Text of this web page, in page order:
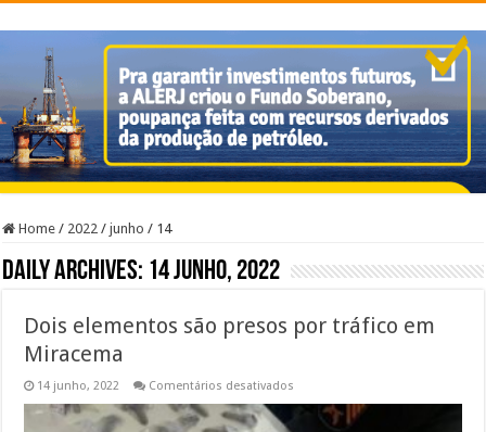
Home / 2022 / junho / 14
Daily Archives: 14 junho, 2022
Dois elementos são presos por tráfico em
Miracema
14 junho, 2022 Comentários desativados
elementos